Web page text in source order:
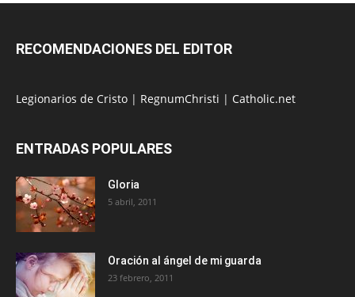
RECOMENDACIONES DEL EDITOR
Legionarios de Cristo | RegnumChristi | Catholic.net
ENTRADAS POPULARES
Gloria
5 abril, 2011
Oración al ángel de mi guarda
23 febrero, 2011